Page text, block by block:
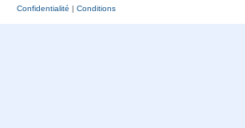
Confidentialité | Conditions